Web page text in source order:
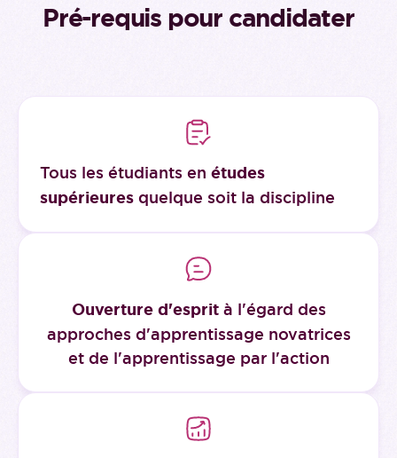
Pré-requis pour candidater
Tous les étudiants en études
supérieures quelque soit la discipline
Ouverture d'esprità l'égard des
approches d'apprentissage novatrices
et de l'apprentissage par l'action